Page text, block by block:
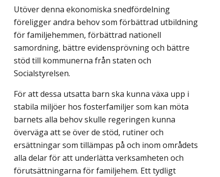
Utöver denna ekonomiska snedfördelning
föreligger andra behov som förbättrad utbildning
för familjehemmen, förbättrad nationell
samordning, bättre evidensprövning och bättre
stöd till kommunerna från staten och
Socialstyrelsen.
För att dessa utsatta barn ska kunna växa upp i
stabila miljöer hos fosterfamiljer som kan möta
barnets alla behov skulle regeringen kunna
överväga att se över de stöd, rutiner och
ersättningar som tillämpas på och inom områdets
alla delar för att underlätta verksamheten och
förutsättningarna för familjehem. Ett tydligt